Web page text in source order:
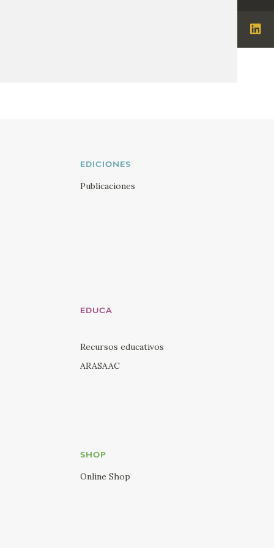
EDICIONES
Publicaciones
SHOP
Online Shop
EDUCA
Recursos educativos
ARASAAC